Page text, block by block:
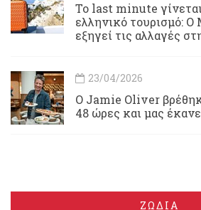
Το last minute
ελληνικό τουρισμό:
εξηγεί τις αλλαγές
23/04/2026
Ο Jamie Oliver
48 ώρες και μας
ΖΩΔΙΑ